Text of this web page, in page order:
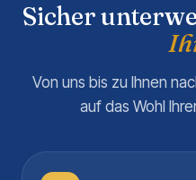
Sicher
Von uns bis zu Ihnen
auf das Wohl